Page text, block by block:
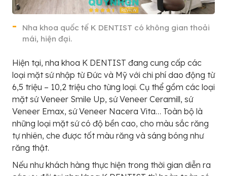
Nha khoa quốc tế K DENTIST có không gian thoải
mái, hiện đại.
Hiện tại, nha khoa K DENTIST đang cung cấp các
loại mặt sứ nhập từ Đức và Mỹ với chi phí dao động từ
6,5 triệu – 10,2 triệu cho từng loại. Cụ thể gồm các loại
mặt sứ Veneer Smile Up, sứ Veneer Ceramill, sứ
Veneer Emax, sứ Veneer Nacera Vita… Toàn bộ là
những loại mặt sứ có độ bền cao, cho màu sắc răng
tự nhiên, che được tốt màu răng và sáng bóng như
răng thật.
Nếu như khách hàng thực hiện trong thời gian diễn ra